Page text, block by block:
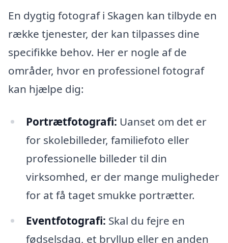
En dygtig fotograf i Skagen kan tilbyde en
række tjenester, der kan tilpasses dine
specifikke behov. Her er nogle af de
områder, hvor en professionel fotograf
kan hjælpe dig:
Portrætfotografi: Uanset om det er
for skolebilleder, familiefoto eller
professionelle billeder til din
virksomhed, er der mange muligheder
for at få taget smukke portrætter.
Eventfotografi: Skal du fejre en
fødselsdag, et bryllup eller en anden